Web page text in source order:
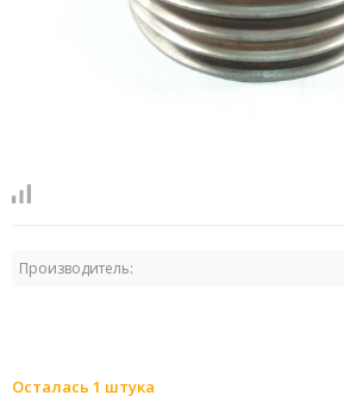
Производитель:
Осталась 1 штука